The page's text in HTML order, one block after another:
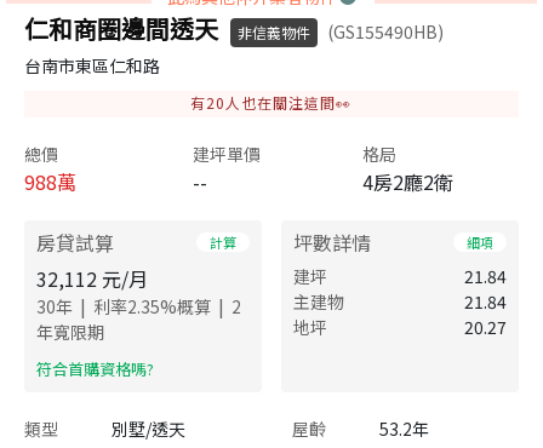
仁和商圈邊間透天 非信義物件
(GS155490HB)
台南市東區仁和路
有20 人也在關注這間👀
總價
988萬
建坪單價
--
格局
4房2廳2衛
房貸試算 計算
32,112 元/月
30年 | 利率2.35%概算 | 2
年寬限期
​符合首購資格嗎?
坪數詳情 細項
建坪
21.84
主建物
21.84
地坪
20.27
類型 別墅/透天 屋齡
53.2年